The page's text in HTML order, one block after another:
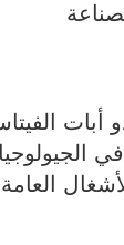
أبات
شهادة الماستر 2